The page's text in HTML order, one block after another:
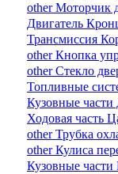
other Моторчик
Двигатель
Трансмиссия
other Кнопка
other Стекло
Топливные
Кузовные части
Ходовая часть
other Трубка
other Кулиса
Кузовные части